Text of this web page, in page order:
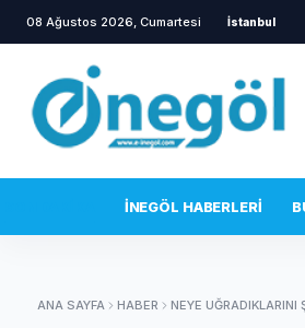
08 Ağustos 2026, Cumartesi Yanına
İNEGÖL HABERLERI
ANA SAYFA HABER NEYE UĞRADIKLARINI